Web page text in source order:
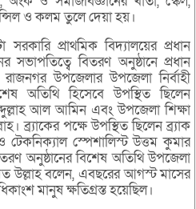
ও কলম তুলে দেয়া হয়।
প্রাথমিক বিদ্যালয়ের প্রধান
সভাপতিত্বে বিতরণ অনুষ্ঠানে প্রধান
উপজেলার উপজেলা নির্বাহী
অতিথি হিসেবে উপস্থিত ছিলেন
আল আমিন এবং উপজেলা শিক্ষা
ব্র্যাকের পক্ষে উপস্থিত ছিলেন ব্র্যাক
স্পেশালিস্ট উত্তম কুমার
অনুষ্ঠানের বিশেষ অতিথি উপজেলা
উল্লাহ বলেন, এবছরের আগস্ট মাসের
মানুষ ক্ষতিগ্রস্ত হয়েছিল।